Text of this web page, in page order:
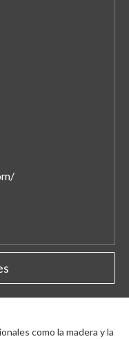
como la madera y la